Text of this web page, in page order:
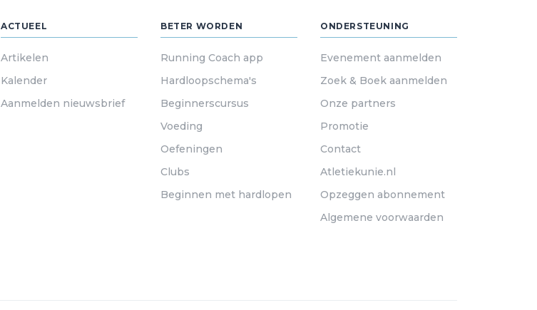
ACTUEEL
Artikelen
Kalender
Aanmelden nieuwsbrief
BETER WORDEN
Running Coach app
Hardloopschema's
Beginnerscursus
Voeding
Oefeningen
Clubs
Beginnen met hardlopen
ONDERSTEUNING
Evenement aanmelden
Zoek & Boek aanmelden
Onze partners
Promotie
Contact
Atletiekunie.nl
Opzeggen abonnement
Algemene voorwaarden